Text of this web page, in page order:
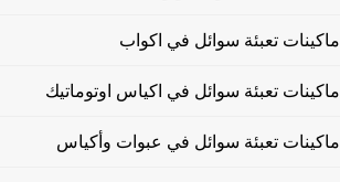
ماكينات تعبئة سوائل في اكواب
ماكينات تعبئة سوائل في اكياس اوتوماتيك
ماكينات تعبئة سوائل في عبوات وأكياس